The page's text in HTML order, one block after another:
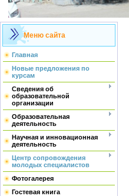
Меню сайта
Главная
Новые предложения по
курсам
Сведения об
образовательной
организации
Образовательная
деятельность
Научная и инновационная
деятельность
Центр сопровождения
молодых специалистов
Фотогалерея
Гостевая книга